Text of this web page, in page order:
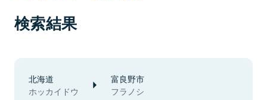
検索結果
北海道
ホッカイドウ
富良野市
フラノシ